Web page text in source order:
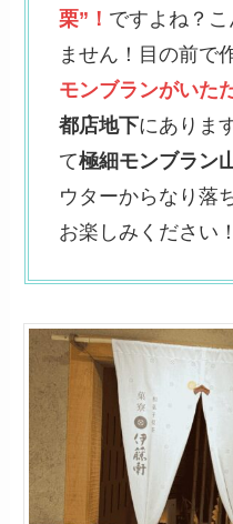
栗”！ ですよね？
ません！目の前で
モンブランがいた
都店地下にあり
て極細モンブラン
ウターからなり落
お楽しみください！